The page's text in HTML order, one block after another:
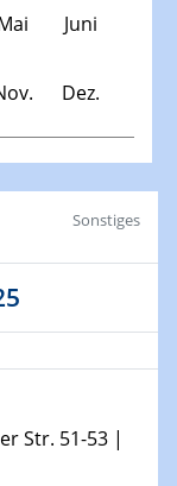
Juni
Dez.
in a changing
Sonstiges
Str. 51-53 |